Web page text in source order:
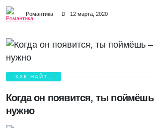
Романтика 12 марта, 2020
КАК НАЙТИ
Когда он появится, ты поймёшь
нужно